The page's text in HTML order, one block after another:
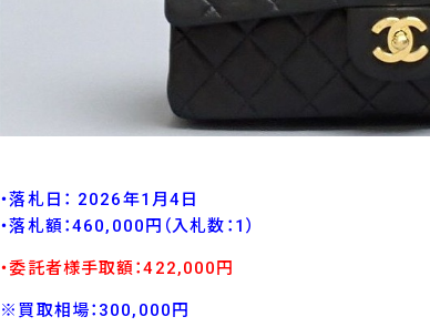
・落札日： 2026年1月4日
・落札額：460,000 円 （入札数：1 ）
・委託者様手取額：422,000 円
※買取相場：300,000円